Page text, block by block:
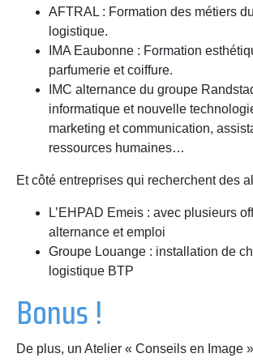
AFTRAL : Formation des métiers
logistique.
IMA Eaubonne : Formation
parfumerie et coiffure.
IMC alternance du groupe
informatique et nouvelle
marketing et communication,
ressources humaines…
Et côté entreprises qui recherchent des
L’EHPAD Emeis : avec plusieurs
alternance et emploi
Groupe Louange : installation de
logistique BTP
Bonus !
De plus, un Atelier « Conseils en Image